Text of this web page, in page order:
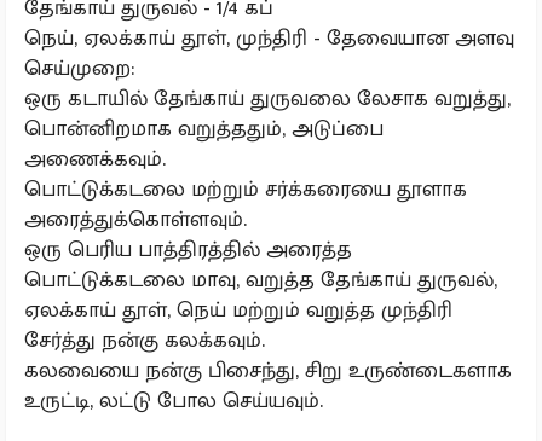
தேங்காய் துருவல் - 1/4 கப்
நெய், ஏலக்காய் தூள், முந்திரி - தேவையான அளவு
செய்முறை:
ஒரு கடாயில் தேங்காய் துருவலை லேசாக வறுத்து,
பொன்னிறமாக வறுத்ததும், அடுப்பை
அணைக்கவும்.
பொட்டுக்கடலை மற்றும் சர்க்கரையை தூளாக
அரைத்துக்கொள்ளவும்.
ஒரு பெரிய பாத்திரத்தில் அரைத்த
பொட்டுக்கடலை மாவு, வறுத்த தேங்காய் துருவல்,
ஏலக்காய் தூள், நெய் மற்றும் வறுத்த முந்திரி
சேர்த்து நன்கு கலக்கவும்.
கலவையை நன்கு பிசைந்து, சிறு உருண்டைகளாக
உருட்டி, லட்டு போல செய்யவும்.